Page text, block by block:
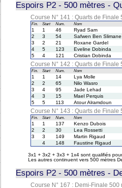
Espoirs P2 - 500 mètres -
Course N° 141 : Quarts de Finale
Fin. Start Num. Nom
1 1 46
Ryad Sam
2
3 54
Safwen Ben Slimane
3
2 21
Roxane Gardel
4
5 123
Eveline Dobinda
5
4 121 Cristian Dobinda
Course N° 142 : Quarts de Finale
Fin. Start Num. Nom
1 1 14
Lya Molle
2
2 65
Nilo Wasro
3
4 95
Jade Lehad
4
3 15
Mael Perquis
5
5 113 Atour Alramdoun
Course N° 143 : Quarts de Finale
Fin. Start Num. Nom
1 1 137
Kenzo Dubois
2
2 30
Lea Rossetti
3
3 149
Martin Rigaud
4
148 Faustine Rigaud
3x1 + 3x2 + 3x3 + 1x4 sont qualifiés
Les autres continuent vers 500 mètres
Espoirs P2 - 500 mètres -
Course N° 167 : Demi-Finale